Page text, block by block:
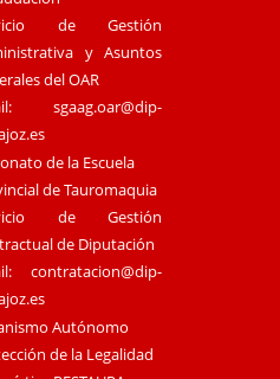
de Gestión
y Asuntos
del OAR
sgaag.oar@dip-
de la Escuela
de Tauromaquia
de Gestión
de Diputación
contratacion@dip-
Autónomo
de la Legalidad